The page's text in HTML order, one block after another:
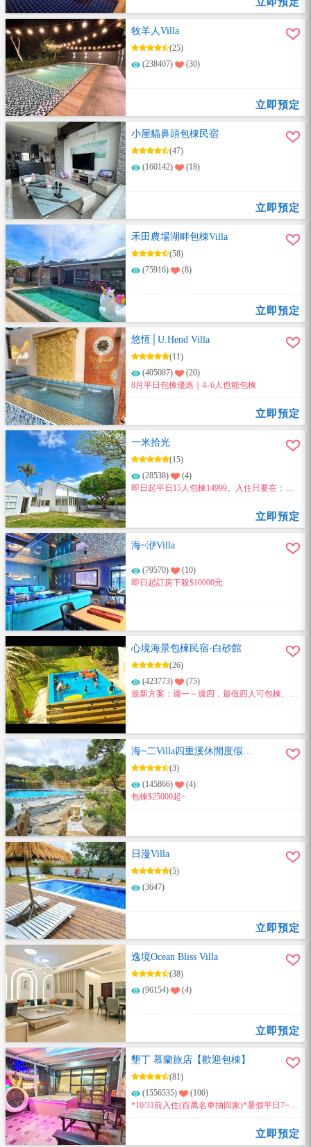
牧羊人Villa
(25)
(238407)
(30)
立即預定
小屋貓鼻頭包棟民宿
(47)
(160142)
(18)
立即預定
禾田農場湖畔包棟Villa
(58)
(75916)
(8)
立即預定
悠恆│U.Hend Villa
(11)
(405087)
(20)
8月平日包棟優惠｜4–6人也能包棟
立即預定
一米拾光
(15)
(28538)
(4)
即日起平日15人包棟14999。入住只要在：臉
立即預定
海~洢Villa
(79570)
(10)
即日起訂房下殺$10000元
心境海景包棟民宿-白砂館
(26)
(423773)
(75)
最新方案：週一～週四，最低四人可包棟、比
海~二Villa四重溪休閒度假會
館
(3)
(145866)
(4)
包棟$25000起~
日漫Villa
(5)
(3647)
立即預定
逸境Ocean Bliss Villa
(38)
(96154)
(4)
立即預定
墾丁 慕蘭旅店【歡迎包棟】
(81)
(1556535)
(106)
*10/31前入住(百萬名車抽回家)*暑假平日7~8
(兩人房×1間+四人房×2間) ●12人包棟12000元
(兩人房×2間+四人房×2間) ●14人包棟13000元
立即預定